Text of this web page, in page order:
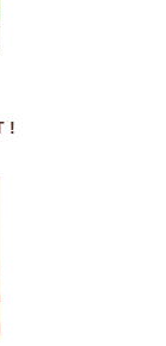
!